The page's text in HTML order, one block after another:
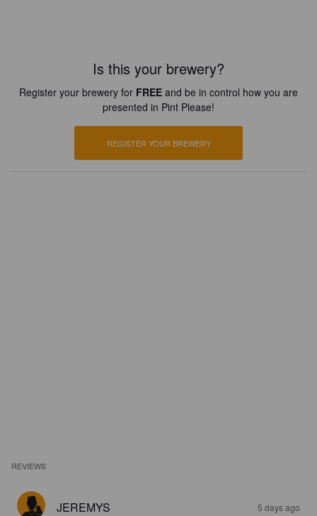
Is this your brewery?
Register your brewery for FREE and be in control how you are
presented in Pint Please!
REGISTER YOUR BREWERY
REVIEWS
JEREMYS 5 days ago